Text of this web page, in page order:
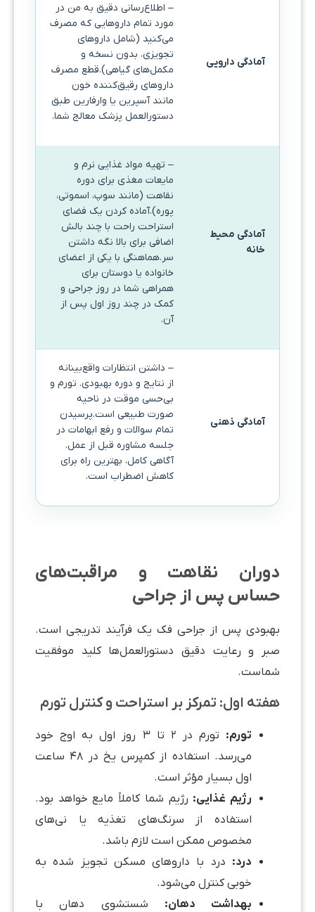
آمادگی دارویی
– اطلاع‌رسانی دقیق به من در
مورد تمام داروهایی که مصرف
می‌کنید (شامل داروهای
تجویزی، بدون نسخه و
مکمل‌های گیاهی).قطع مصرف
داروهای رقیق‌کننده خون
مانند آسپرین یا وارفارین طبق
دستورالعمل پزشک معالج شما.
آمادگی محیط
خانه
– تهیه مواد غذایی نرم و
مایعات مغذی برای دوره
نقاهت (مانند سوپ، اسموتی،
پوره).آماده کردن یک فضای
استراحت راحت با چند بالش
اضافی برای بالا نگه داشتن
سر.هماهنگی با یکی از اعضای
خانواده یا دوستان برای
همراهی شما در روز جراحی و
کمک در چند روز اول پس از
آن.
آمادگی ذهنی
– داشتن انتظارات واقع‌بینانه
از نتایج و دوره بهبودی. تورم و
بی‌حسی موقت در ناحیه
صورت طبیعی است.پرسیدن
تمام سوالات و رفع ابهامات در
جلسه مشاوره قبل از عمل.
آگاهی کامل، بهترین راه برای
کاهش اضطراب است.
دوران نقاهت و مراقبت‌های
حساس پس از جراحی
بهبودی پس از جراحی فک یک فرآیند تدریجی است.
صبر و رعایت دقیق دستورالعمل‌ها کلید موفقیت
شماست.
هفته اول: تمرکز بر استراحت و کنترل تورم
تورم:
تورم در ۲ تا ۳ روز اول به اوج خود
می‌رسد. استفاده از کمپرس یخ در ۴۸ ساعت
اول بسیار مؤثر است.
رژیم غذایی: رژیم شما کاملاً مایع خواهد بود.
استفاده از سرنگ‌های تغذیه یا نی‌های
مخصوص ممکن است لازم باشد.
درد: درد با داروهای مسکن تجویز شده به
خوبی کنترل می‌شود.
بهداشت دهان: شستشوی دهان با